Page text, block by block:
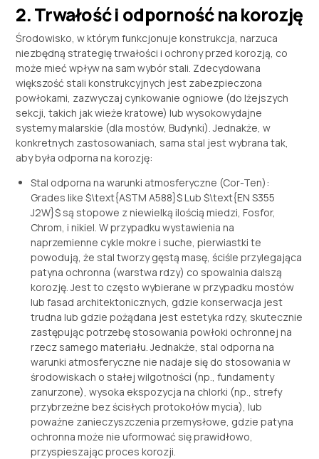
2. Trwałość i odporność na korozję
Środowisko, w którym funkcjonuje konstrukcja, narzuca
niezbędną strategię trwałości i ochrony przed korozją, co
może mieć wpływ na sam wybór stali. Zdecydowana
większość stali konstrukcyjnych jest zabezpieczona
powłokami, zazwyczaj cynkowanie ogniowe (do lżejszych
sekcji, takich jak wieże kratowe) lub wysokowydajne
systemy malarskie (dla mostów, Budynki). Jednakże, w
konkretnych zastosowaniach, sama stal jest wybrana tak,
aby była odporna na korozję:
Stal odporna na warunki atmosferyczne (Cor-Ten):
Grades like $\text{ASTM A588}$Lub$\text{EN S355
J2W}$ są stopowe z niewielką ilością miedzi, Fosfor,
Chrom, i nikiel. W przypadku wystawienia na
naprzemienne cykle mokre i suche, pierwiastki te
powodują, że stal tworzy gęstą masę, ściśle przylegająca
patyna ochronna (warstwa rdzy) co spowalnia dalszą
korozję. Jest to często wybierane w przypadku mostów
lub fasad architektonicznych, gdzie konserwacja jest
trudna lub gdzie pożądana jest estetyka rdzy, skutecznie
zastępując potrzebę stosowania powłoki ochronnej na
rzecz samego materiału. Jednakże, stal odporna na
warunki atmosferyczne nie nadaje się do stosowania w
środowiskach o stałej wilgotności (np., fundamenty
zanurzone), wysoka ekspozycja na chlorki (np., strefy
przybrzeżne bez ścisłych protokołów mycia), lub
poważne zanieczyszczenia przemysłowe, gdzie patyna
ochronna może nie uformować się prawidłowo,
przyspieszając proces korozji.